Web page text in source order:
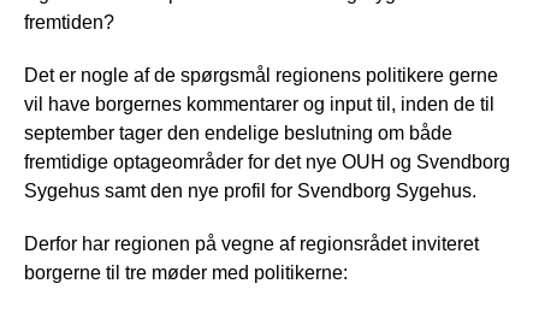
fremtiden?
Det er nogle af de spørgsmål regionens politikere gerne
vil have borgernes kommentarer og input til, inden de til
september tager den endelige beslutning om både
fremtidige optageområder for det nye OUH og Svendborg
Sygehus samt den nye profil for Svendborg Sygehus.
Derfor har regionen på vegne af regionsrådet inviteret
borgerne til tre møder med politikerne: